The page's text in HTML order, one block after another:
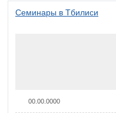
Семинары в Тбилиси
00.00.0000